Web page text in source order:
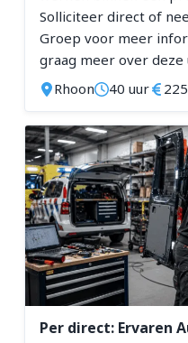
Solliciteer direct of
Groep voor meer
graag meer over deze
Rhoon
40 uur
Per direct: Ervaren